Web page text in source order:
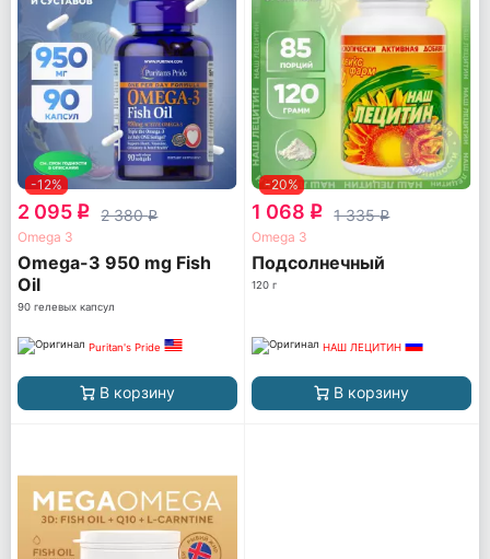
-12%
2 095 q 2 380q
Omega 3
Omega-3 950 mg Fish
Oil
90 гелевых капсул
Puritan's Pride
В корзину
-20%
1 068 q 1 335q
Omega 3
Подсолнечный
120 г
НАШ ЛЕЦИТИН
В корзину